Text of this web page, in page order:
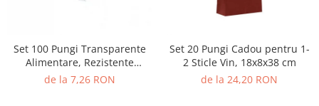
Set 100 Pungi Transparente
Alimentare, Rezistente
Congelare
de la 7,26 RON
Set 20 Pungi Cadou pentru 1-
2 Sticle Vin, 18x8x38 cm
de la 24,20 RON